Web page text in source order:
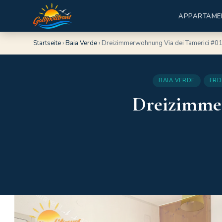
Startseite›Baia Verde› Dreizimmerwohnung Via dei Tamerici
BAIA VERDE